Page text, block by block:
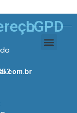
LGPD